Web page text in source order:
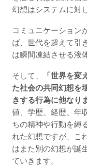
幻想はシステムに対
コミュニケーション
ば、世代を超えて引
は瞬間凍結させる液
そして、
「世界を変
た社会の共同幻想を
きする行為に他なり
値、学歴、経歴、年
ちの精神や行動を縛
れた幻想ですが、こ
はまた別の幻想が誕
ていきます。